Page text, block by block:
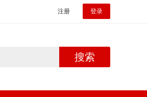
注册 登录
搜索